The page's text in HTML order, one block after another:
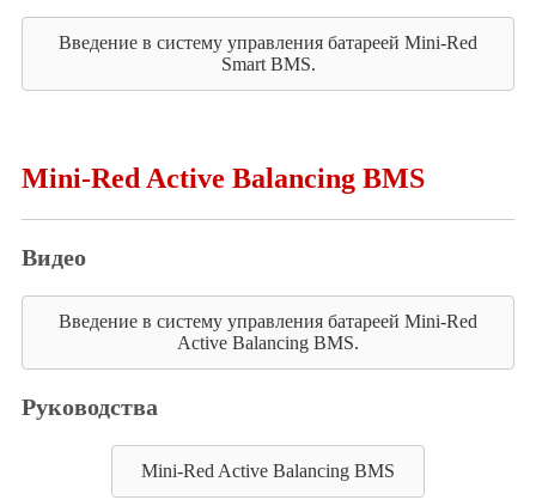
Введение в систему управления батареей Mini-Red
Smart BMS.
Mini-Red Active Balancing BMS
Видео
Введение в систему управления батареей Mini-Red
Active Balancing BMS.
Руководства
Mini-Red Active Balancing BMS